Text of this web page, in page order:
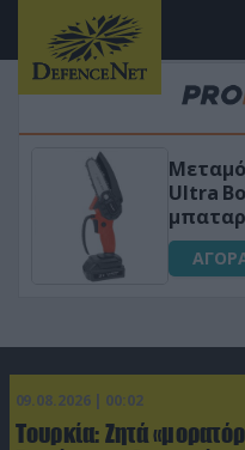
Ultra
09.08.2026 | 00:02
Τουρκία: Ζητά